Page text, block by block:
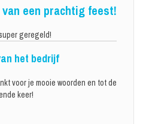
een prachtig feest!
geregeld!
het bedrijf
voor je mooie woorden en tot de
keer!